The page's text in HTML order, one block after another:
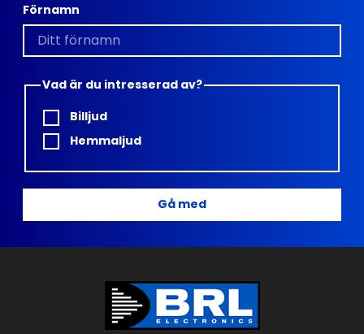
Förnamn
Vad är du intresserad av?
Billjud
Hemmaljud
Gå med